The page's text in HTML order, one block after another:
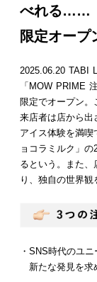
べれる……
限定オープ
2025.06.20 TABI
「MOW PRIME
限定でオープン。
来店者は店から出
アイス体験を満
ョコラミルク」
るという。また、
り、独自の世界観
・SNS時代のユ
新たな発見を求